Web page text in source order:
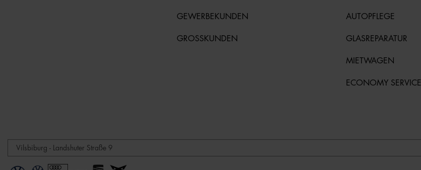
GEWERBEKUNDEN
GROSSKUNDEN
AUTOPFLEGE
GLASREPARATUR
MIETWAGEN
ECONOMY SERVICE